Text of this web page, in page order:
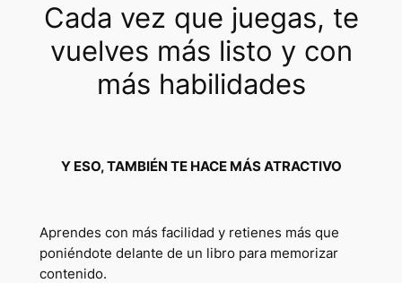
Cada vez que juegas, te
vuelves más listo y con
más habilidades
Y ESO, TAMBIÉN TE HACE MÁS ATRACTIVO
Aprendes con más facilidad y retienes más que
poniéndote delante de un libro para memorizar
contenido.